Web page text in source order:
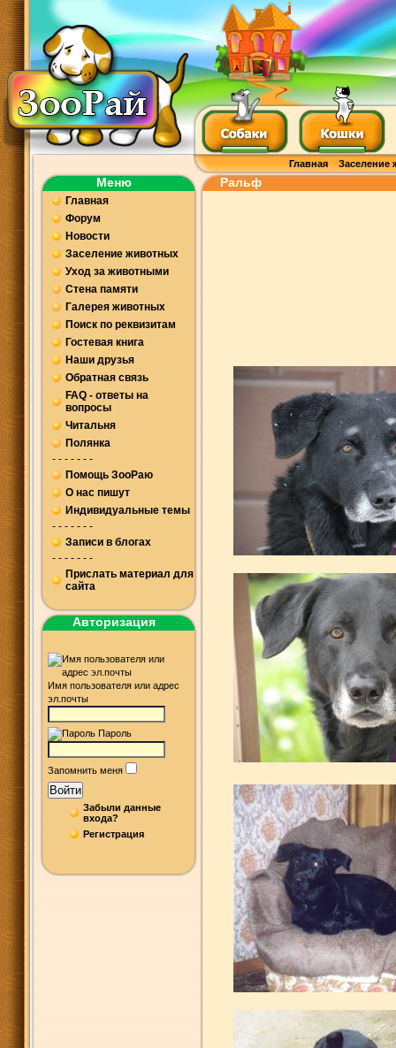
Главная Заселение
Меню
Главная
Форум
Новости
Заселение животных
Уход за животными
Стена памяти
Галерея животных
Поиск по реквизитам
Гостевая книга
Наши друзья
Обратная связь
FAQ - ответы на
вопросы
Читальня
Полянка
- - - - - - -
Помощь ЗооРаю
О нас пишут
Индивидуальные темы
- - - - - - -
Записи в блогах
- - - - - - -
Прислать материал для
сайта
Авторизация
Имя пользователя или адрес
эл.почты
Пароль
Запомнить меня
Войти
Забыли данные
входа?
Регистрация
Ральф